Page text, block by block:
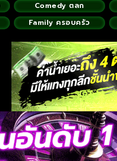
Comedy ตลก
Family ครอบครัว